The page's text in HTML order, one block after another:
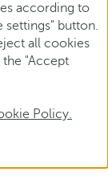
according to
settings" button.
all cookies
"Accept
Policy.